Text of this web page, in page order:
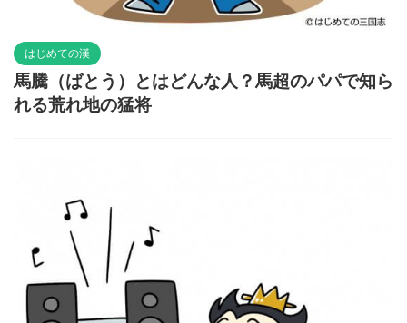
はじめての漢
馬騰（ばとう）とはどんな人？馬超のパパで知ら
れる荒れ地の猛将